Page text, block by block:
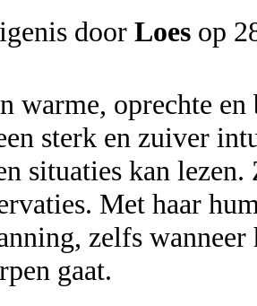
door Loes op
warme, oprechte
sterk en zuiver
situaties kan
Met haar
zelfs
gaat.